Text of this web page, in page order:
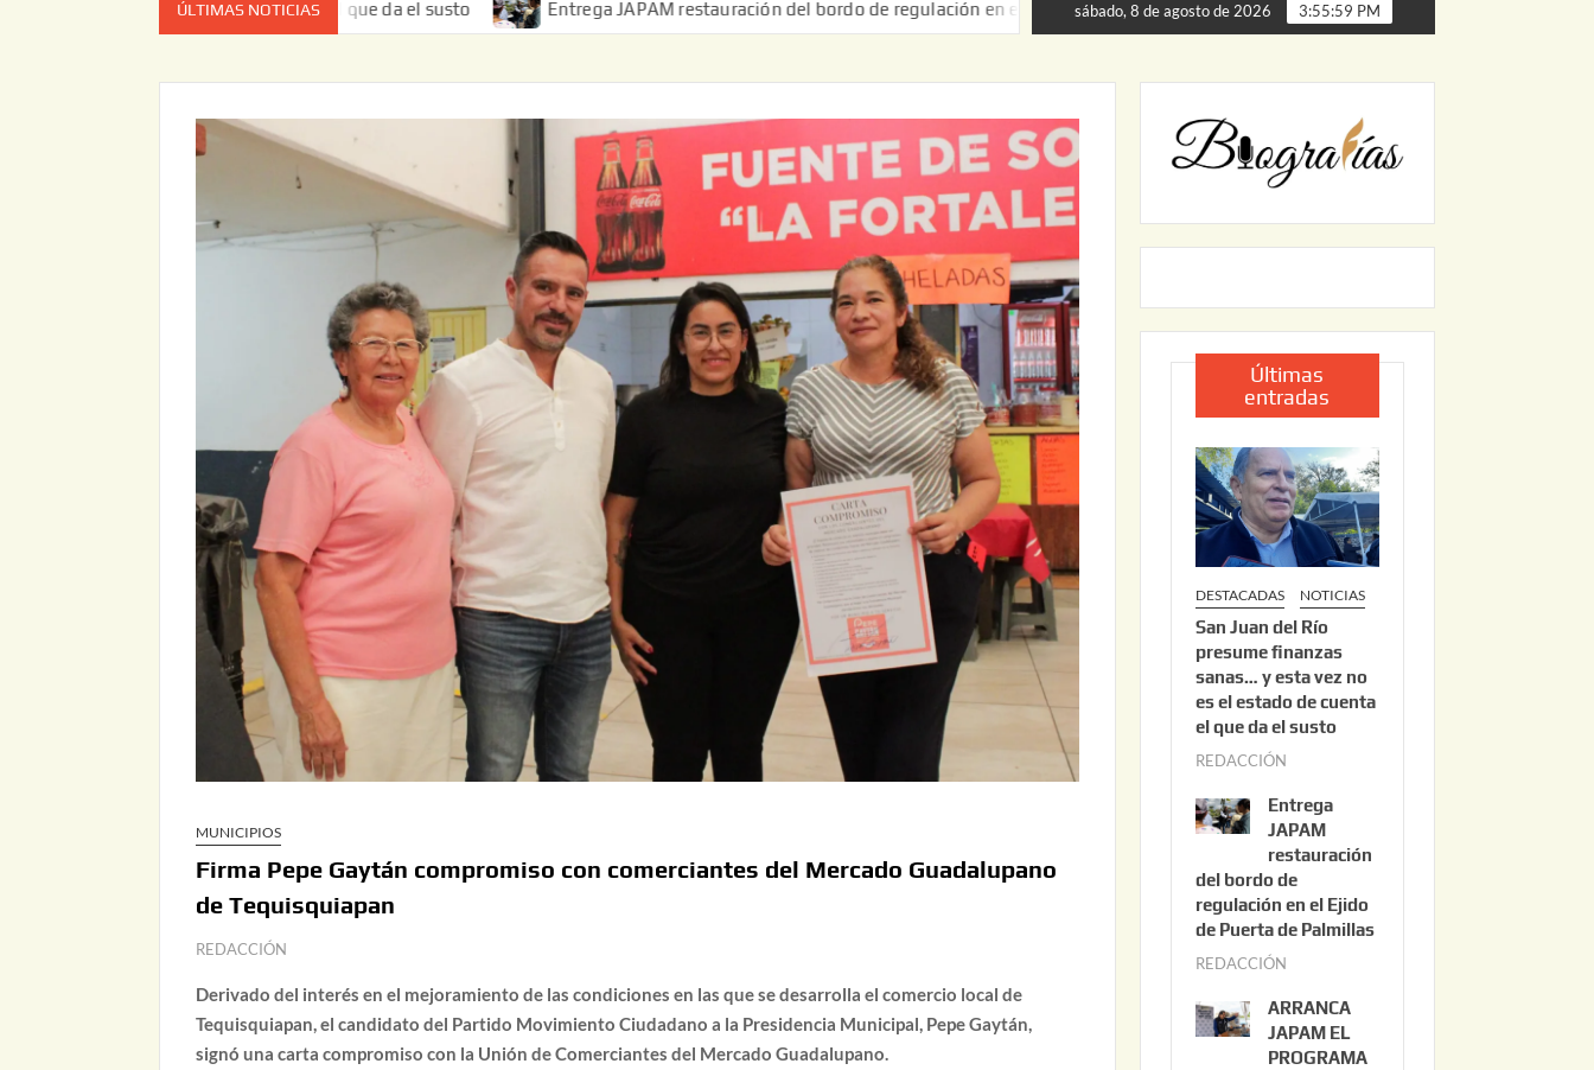
ÚLTIMAS NOTICIAS
el estado de cuenta el que da el susto Entrega JAPAM restauración del bordo de regulación en el Ejido de Puerta de Palmillas ARRANCA JAPAM EL PROGRAMA “AGUA
sábado, 8 de agosto de 2026 3:56:01 PM
MUNICIPIOS
Firma Pepe Gaytán compromiso con comerciantes del Mercado Guadalupano
de Tequisquiapan
REDACCIÓN
Derivado del interés en el mejoramiento de las condiciones en las que se desarrolla el comercio local de
Tequisquiapan, el candidato del Partido Movimiento Ciudadano a la Presidencia Municipal, Pepe Gaytán,
signó una carta compromiso con la Unión de Comerciantes del Mercado Guadalupano.
Últimas
entradas
DESTACADAS NOTICIAS
San Juan del Río
presume finanzas
sanas… y esta vez no
es el estado de cuenta
el que da el susto
REDACCIÓN
o
s
t
o
3
2
0
2
Entrega
JAPAM
restauración
del bordo de
regulación en el Ejido
de Puerta de Palmillas
REDACCIÓN
l
i
ARRANCA
JAPAM EL
PROGRAMA